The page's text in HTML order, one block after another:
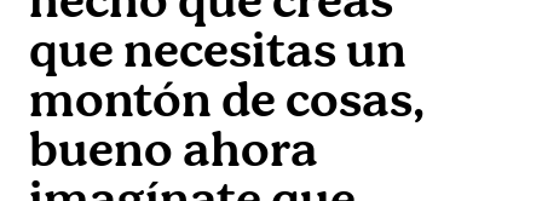
que necesitas un
montón de cosas,
bueno ahora